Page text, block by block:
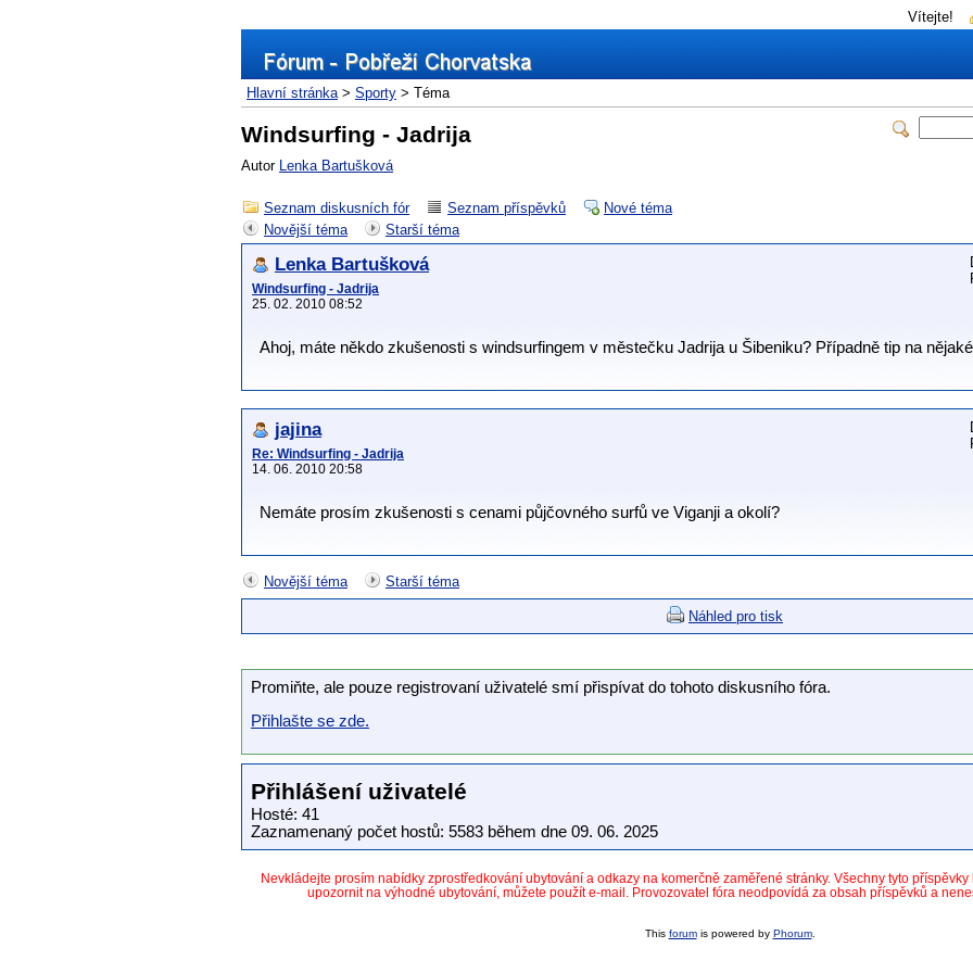
Vítejte!
Hlavní stránka> Sporty > Téma
Windsurfing - Jadrija
Autor Lenka Bartušková
Seznam diskusních fór Seznam příspěvků
Nové téma
Novější téma
Starší téma
Lenka Bartušková
Windsurfing - Jadrija
25. 02. 2010 08:52
Ahoj, máte někdo zkušenosti s windsurfingem v městečku Jadrija u Šibeniku? Případně tip na
jajina
Re: Windsurfing - Jadrija
14. 06. 2010 20:58
Nemáte prosím zkušenosti s cenami půjčovného surfů ve Viganji a okolí?
Novější téma Starší téma
Náhled pro tisk
Promiňte, ale pouze registrovaní uživatelé smí přispívat do tohoto diskusního fóra.
Přihlašte se zde.
Přihlášení uživatelé
Hosté: 41
Zaznamenaný počet hostů: 5583 během dne 09. 06. 2025
Nevkládejte prosím nabídky zprostředkování ubytování a odkazy na komerčně zaměřené stránky. Všechny tyto
upozornit na výhodné ubytování, můžete použít e-mail. Provozovatel fóra neodpovídá za obsah příspěvků a
This forumis powered by Phorum.